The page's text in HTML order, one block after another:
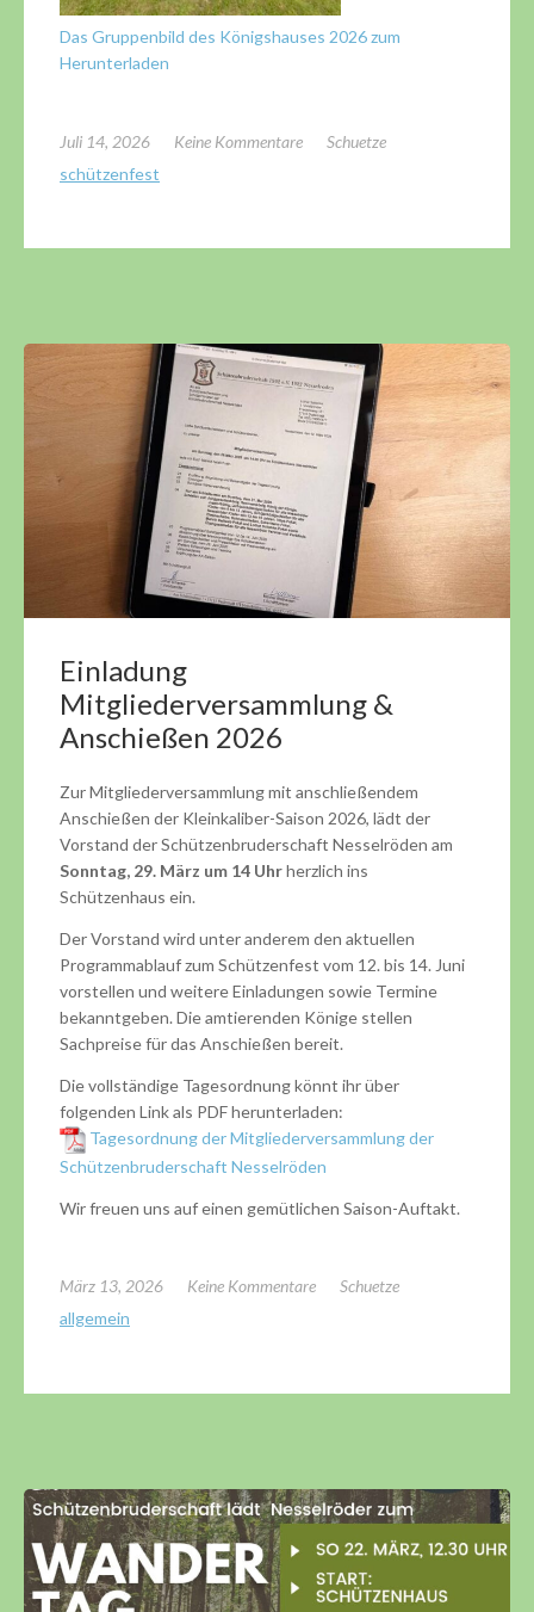
Das Gruppenbild des Königshauses 2026 zum
Herunterladen
Juli 14, 2026 Keine Kommentare
Schuetze
schützenfest
Einladung
Mitgliederversammlung &
Anschießen 2026
Zur Mitgliederversammlung mit anschließendem
Anschießen der Kleinkaliber-Saison 2026, lädt der
Vorstand der Schützenbruderschaft Nesselröden am
Sonntag, 29. März um 14 Uhrherzlich ins
Schützenhaus ein.
Der Vorstand wird unter anderem den aktuellen
Programmablauf zum Schützenfest vom 12. bis 14. Juni
vorstellen und weitere Einladungen sowie Termine
bekanntgeben. Die amtierenden Könige stellen
Sachpreise für das Anschießen bereit.
Die vollständige Tagesordnung könnt ihr über
folgenden Link als PDF herunterladen:
Tagesordnung der Mitgliederversammlung der
Schützenbruderschaft Nesselröden
Wir freuen uns auf einen gemütlichen Saison-Auftakt.
März 13, 2026 Keine Kommentare
Schuetze
allgemein